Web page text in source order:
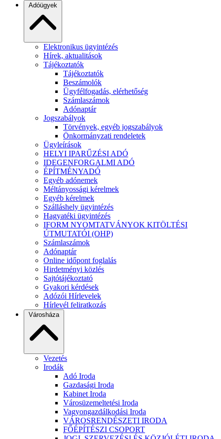
Adóügyek
Elektronikus ügyintézés
Hírek, aktualitások
Tájékoztatók
Tájékoztatók
Beszámolók
Ügyfélfogadás, elérhetőség
Számlaszámok
Adónaptár
Jogszabályok
Törvények, egyéb jogszabályok
Önkormányzati rendeletek
Ügyleírások
HELYI IPARŰZÉSI ADÓ
IDEGENFORGALMI ADÓ
ÉPÍTMÉNYADÓ
Egyéb adónemek
Méltányossági kérelmek
Egyéb kérelmek
Szálláshely ügyintézés
Hagyatéki ügyintézés
IFORM NYOMTATVÁNYOK KITÖLTÉSI
ÚTMUTATÓI (OHP)
Számlaszámok
Adónaptár
Online időpont foglalás
Hirdetményi közlés
Sajtótájékoztató
Gyakori kérdések
Adózói Hírlevelek
Hírlevél feliratkozás
Városháza
Vezetés
Irodák
Adó Iroda
Gazdasági Iroda
Kabinet Iroda
Városüzemeltetési Iroda
Vagyongazdálkodási Iroda
VÁROSRENDÉSZETI IRODA
FŐÉPÍTÉSZI CSOPORT